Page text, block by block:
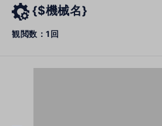
{$機械名}
観閲数：1回